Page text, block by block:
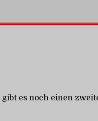
es noch einen